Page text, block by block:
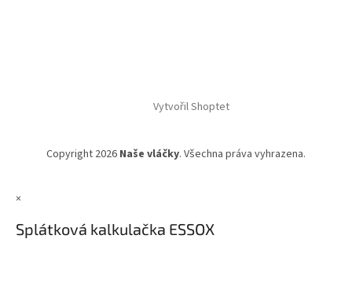
Vytvořil Shoptet
Copyright 2026 Naše vláčky. Všechna práva vyhrazena.
×
Splátková kalkulačka ESSOX